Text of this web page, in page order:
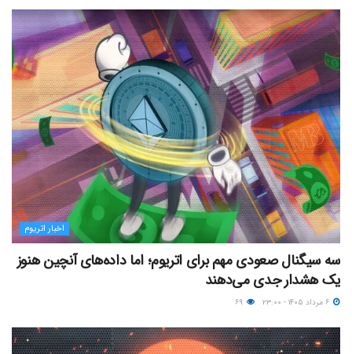
اخبار اتریوم
سه سیگنال صعودی مهم برای اتریوم؛ اما داده‌های آنچین هنوز
یک هشدار جدی می‌دهند